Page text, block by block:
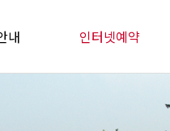
내 인터넷예약